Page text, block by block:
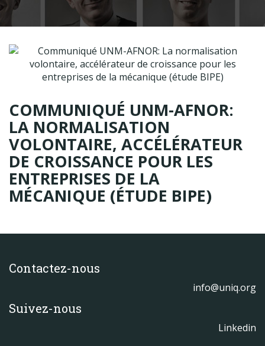
Linkedin
EN
Adhérents
Labels & normes
Partenaires
Publications
Actualités
COMMUNIQUÉ UNM-AFNOR:
LA NORMALISATION
VOLONTAIRE, ACCÉLÉRATEUR
DE CROISSANCE POUR LES
ENTREPRISES DE LA
MÉCANIQUE (ÉTUDE BIPE)
Contactez-nous
info@uniq.org
Suivez-nous
Linkedin